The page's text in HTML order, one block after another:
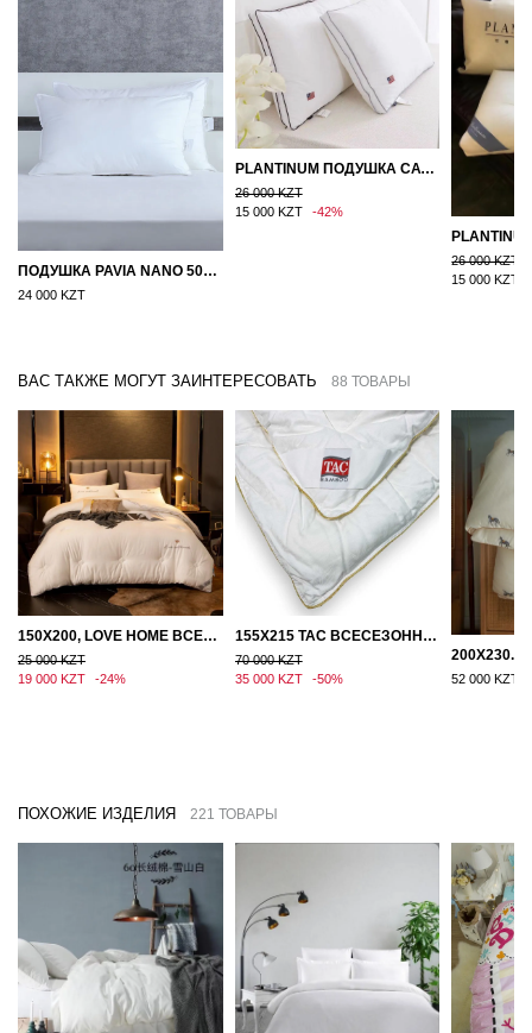
ПОДУШКА PAVIA NANO 50X70
24 000 KZT
PLANTINUM ПОДУШКА САТИН, ШЕЛК 50Х70
26 000 KZT
15 000 KZT
-42%
26 000 KZT
15 000 KZT
ВАС ТАКЖЕ МОГУТ ЗАИНТЕРЕСОВАТЬ 88 ТОВАРЫ
150Х200, LOVE HOME ВСЕСЕЗОННОЕ ОДЕЯЛО ИЗ ХЛОПКА С НАПОЛНИТЕЛЕМ МИКРОГЕЛЬ
25 000 KZT
19 000 KZT
-24%
155Х215 TAC ВСЕСЕЗОННОЕ ХЛОПКОВОЕ ОДЕЯЛО ИЗ БАМБУКОВОГО ВОЛОКНА
70 000 KZT
35 000 KZT
-50% 52 000 KZT
ПОХОЖИЕ ИЗДЕЛИЯ 221 ТОВАРЫ